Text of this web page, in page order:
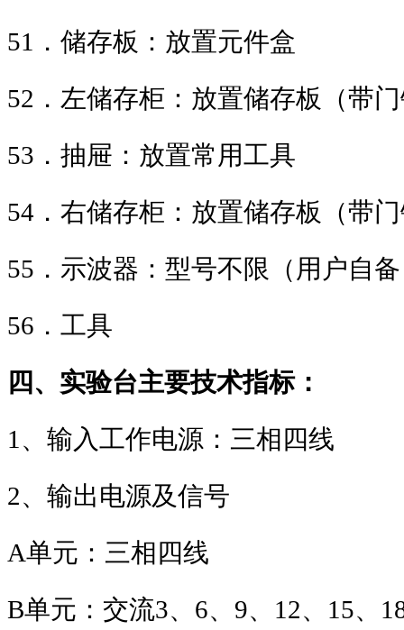
51 ．储存板：放置元件盒
52 ．左储存柜：放置储存板（带
53 ．抽屉：放置常用工具
54 ．右储存柜：放置储存板（带
55 ．示波器：型号不限（用户自
56 ．工具
四、实验台主要技术指标：
1 、输入工作电源：三相四线
2、输出电源及信号
A单元：三相四线
B单元：交流3、 6、 9、 12、 15、